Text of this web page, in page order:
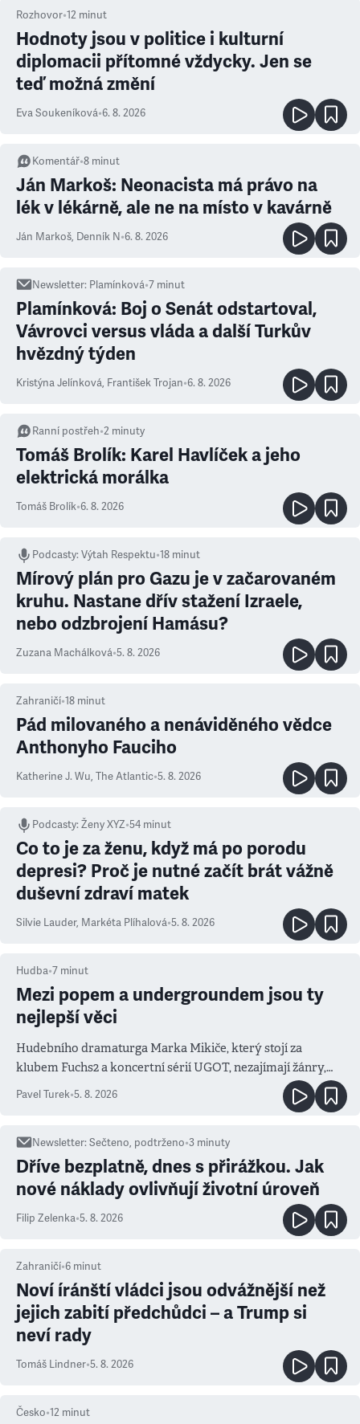
Rozhovor•12 minut
Hodnoty jsou v politice i kulturní
diplomacii přítomné vždycky. Jen se
teď možná změní
Eva Soukeníková•6. 8. 2026
Komentář•8 minut
Ján Markoš: Neonacista má právo na
lék v lékárně, ale ne na místo v kavárně
Ján Markoš, Denník N•6. 8. 2026
Newsletter: Plamínková•7 minut
Plamínková: Boj o Senát odstartoval,
Vávrovci versus vláda a další Turkův
hvězdný týden
Kristýna Jelínková, František Trojan•6. 8. 2026
Ranní postřeh•2 minuty
Tomáš Brolík: Karel Havlíček a jeho
elektrická morálka
Tomáš Brolík•6. 8. 2026
Podcasty:Výtah Respektu•18 minut
Mírový plán pro Gazu je v začarovaném
kruhu. Nastane dřív stažení Izraele,
nebo odzbrojení Hamásu?
Zuzana Machálková•5. 8. 2026
Zahraničí•18 minut
Pád milovaného a nenáviděného vědce
Anthonyho Fauciho
Katherine J. Wu, The Atlantic•5. 8. 2026
Podcasty:Ženy XYZ•54 minut
Co to je za ženu, když má po porodu
depresi? Proč je nutné začít brát vážně
duševní zdraví matek
Silvie Lauder, Markéta Plíhalová•5. 8. 2026
Hudba•7 minut
Mezi popem a undergroundem jsou ty
nejlepší věci
Hudebního dramaturga Marka Mikiče, který stojí za
klubem Fuchs2 a koncertní sérií UGOT, nezajímají žánry,
ale atmosféra
Pavel Turek•5. 8. 2026
Newsletter:Sečteno, podtrženo•3 minuty
Dříve bezplatně, dnes s přirážkou. Jak
nové náklady ovlivňují životní úroveň
Filip Zelenka•5. 8. 2026
Zahraničí•6 minut
Noví íránští vládci jsou odvážnější než
jejich zabití předchůdci – a Trump si
neví rady
Tomáš Lindner•5. 8. 2026
Česko•12 minut